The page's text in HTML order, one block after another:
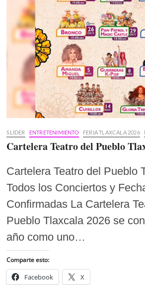
SLIDER ENTRETENIMIENTO FERIA TLAXCALA 2026
Cartelera Teatro del Pueblo
Cartelera Teatro del Pueblo
Todos los Conciertos y
Confirmadas La Cartelera
Pueblo Tlaxcala 2026 se
año como uno…
Comparte esto:
Facebook X